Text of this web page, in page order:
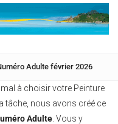
Adulte février 2026
à choisir votre Peinture
tâche, nous avons créé ce
Adulte . Vous y